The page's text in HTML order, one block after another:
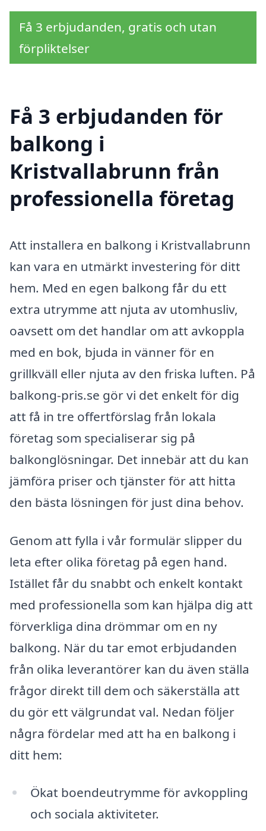
Få 3 erbjudanden, gratis och utan
förpliktelser
Få 3 erbjudanden för
balkong i
Kristvallabrunn från
professionella företag
Att installera en balkong i Kristvallabrunn
kan vara en utmärkt investering för ditt
hem. Med en egen balkong får du ett
extra utrymme att njuta av utomhusliv,
oavsett om det handlar om att avkoppla
med en bok, bjuda in vänner för en
grillkväll eller njuta av den friska luften. På
balkong-pris.se gör vi det enkelt för dig
att få in tre offertförslag från lokala
företag som specialiserar sig på
balkonglösningar. Det innebär att du kan
jämföra priser och tjänster för att hitta
den bästa lösningen för just dina behov.
Genom att fylla i vår formulär slipper du
leta efter olika företag på egen hand.
Istället får du snabbt och enkelt kontakt
med professionella som kan hjälpa dig att
förverkliga dina drömmar om en ny
balkong. När du tar emot erbjudanden
från olika leverantörer kan du även ställa
frågor direkt till dem och säkerställa att
du gör ett välgrundat val. Nedan följer
några fördelar med att ha en balkong i
ditt hem:
Ökat boendeutrymme för avkoppling
och sociala aktiviteter.